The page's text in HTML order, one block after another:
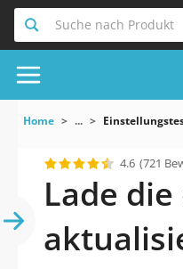
Suche nach Produkt
Home ...
4.6 (721
Lade